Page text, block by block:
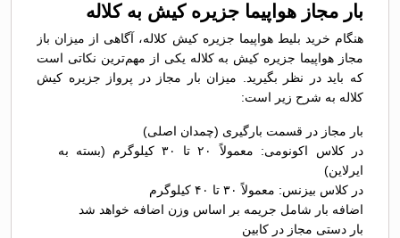
بار مجاز هواپیما جزیره کیش به کلاله
هنگام خرید بلیط هواپیما جزیره کیش کلاله، آگاهی از میزان باز
مجاز هواپیما جزیره کیش به کلاله یکی از مهم‌ترین نکاتی است
که باید در نظر بگیرید. میزان بار مجاز در پرواز جزیره کیش
کلاله به شرح زیر است:
بار مجاز در قسمت بارگیری (چمدان اصلی)
در کلاس اکونومی: معمولاً ۲۰ تا ۳۰ کیلوگرم (بسته به
ایرلاین)
در کلاس بیزنس: معمولاً ۳۰ تا ۴۰ کیلوگرم
اضافه بار شامل جریمه بر اساس وزن اضافه خواهد شد
بار دستی مجاز در کابین